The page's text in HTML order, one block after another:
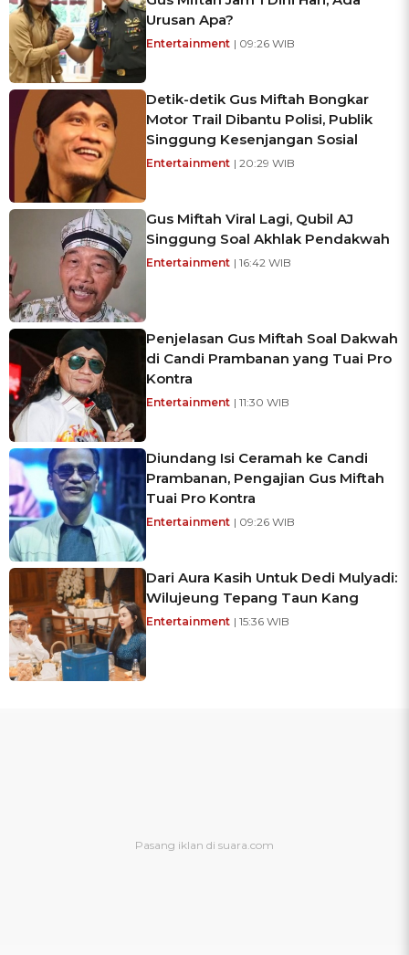
Urusan Apa?
Entertainment | 09:26 WIB
Detik-detik Gus Miftah Bongkar
Motor Trail Dibantu Polisi, Publik
Singgung Kesenjangan Sosial
Entertainment | 20:29 WIB
Gus Miftah Viral Lagi, Qubil AJ
Singgung Soal Akhlak Pendakwah
Entertainment | 16:42 WIB
Penjelasan Gus Miftah Soal Dakwah
di Candi Prambanan yang Tuai Pro
Kontra
Entertainment | 11:30 WIB
Diundang Isi Ceramah ke Candi
Prambanan, Pengajian Gus Miftah
Tuai Pro Kontra
Entertainment | 09:26 WIB
Dari Aura Kasih Untuk Dedi Mulyadi:
Wilujeung Tepang Taun Kang
Entertainment | 15:36 WIB